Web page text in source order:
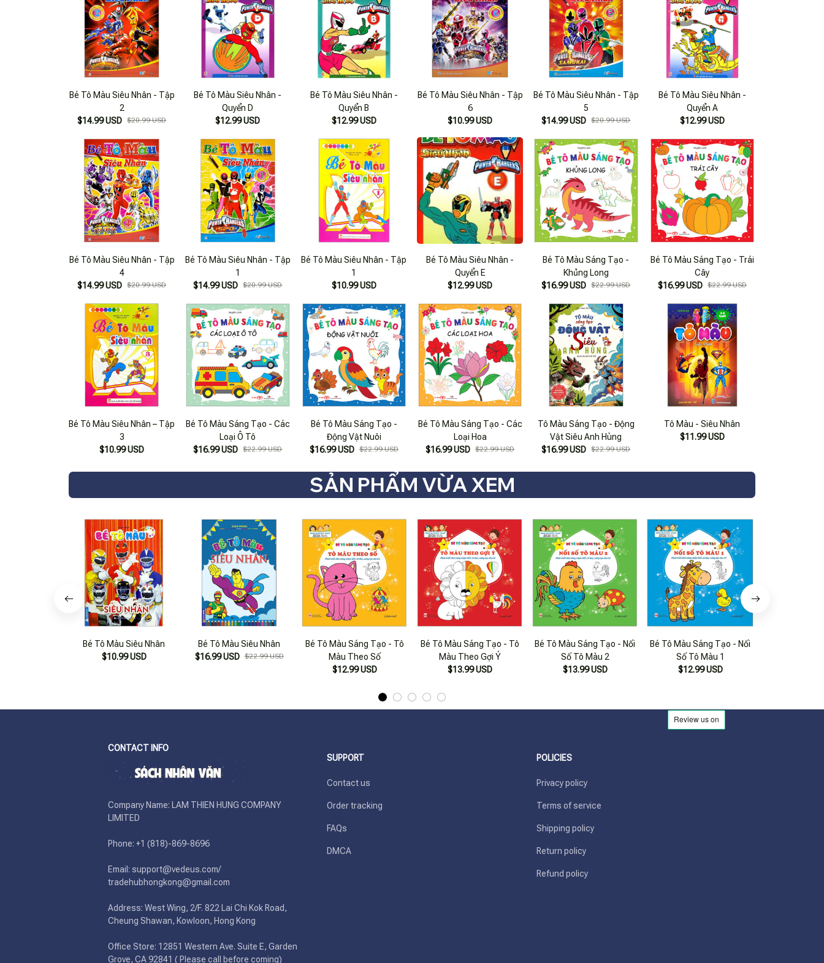
Bé Tô Màu Siêu Nhân - Tập
2
$14.99 USD $20.99 USD
Bé Tô Màu Siêu Nhân -
Quyển D
$12.99 USD
Bé Tô Màu Siêu Nhân -
Quyển B
$12.99 USD
Bé Tô Màu Siêu Nhân - Tập
6
$10.99 USD
Bé Tô Màu Siêu Nhân - Tập
5
$14.99 USD
$20.99 USD
Bé Tô Màu Siêu Nhân -
Quyển A
$12.99 USD
Bé Tô Màu Siêu Nhân - Tập
4
$14.99 USD $20.99 USD
Bé Tô Màu Siêu Nhân - Tập
1
$14.99 USD
$20.99 USD
Bé Tô Màu Siêu Nhân - Tập
1
$10.99 USD
Bé Tô Màu Siêu Nhân -
Quyển E
$12.99 USD
Bé Tô Màu Sáng Tạo -
Khủng Long
$16.99 USD
$22.99 USD
Bé Tô Màu Sáng Tạo - Trái
Cây
$16.99 USD $22.99 USD
Bé Tô Màu Siêu Nhân – Tập
3
$10.99 USD
Bé Tô Màu Sáng Tạo - Các
Loại Ô Tô
$16.99 USD
$22.99 USD
Bé Tô Màu Sáng Tạo -
Động Vật Nuôi
$16.99 USD $22.99 USD
Bé Tô Màu Sáng Tạo - Các
Loại Hoa
$16.99 USD $22.99 USD
Tô Màu Sáng Tạo - Động
Vật Siêu Anh Hùng
$16.99 USD
$22.99 USD
Tô Màu - Siêu Nhân
$11.99 USD
SẢN PHẨM VỪA XEM
Bé Tô Màu Siêu Nhân
$10.99 USD
Bé Tô Màu Siêu Nhân
$16.99 USD $22.99 USD
Bé Tô Màu Sáng Tạo - Tô
Màu Theo Số
$12.99 USD
Bé Tô Màu Sáng Tạo - Tô
Màu Theo Gợi Ý
$13.99 USD
Bé Tô Màu Sáng Tạo - Nối
Số Tô Màu 2
$13.99 USD
Bé Tô Màu Sáng Tạo - Nối
Số Tô Màu 1
$12.99 USD
CONTACT INFO
Company Name: LAM THIEN HUNG COMPANY
LIMITED
Phone: +1 (818)-869-8696
Email: support@vedeus.com/
tradehubhongkong@gmail.com
Address: West Wing, 2/F. 822 Lai Chi Kok Road,
Cheung Shawan, Kowloon, Hong Kong
Office Store: 12851 Western Ave. Suite E, Garden
Grove, CA 92841 ( Please call before coming)
SUPPORT
Contact us
Order tracking
FAQs
DMCA
POLICIES
Privacy policy
Terms of service
Shipping policy
Return policy
Refund policy